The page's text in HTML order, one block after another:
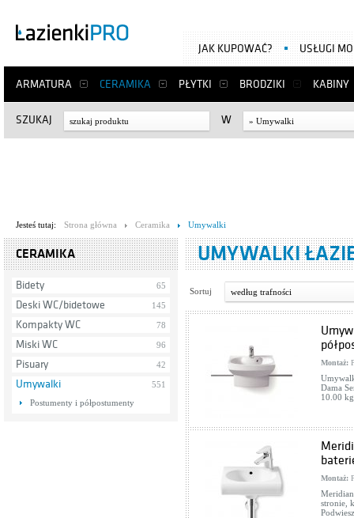
ARMATURA CERAMIKA PŁYTKI BRODZIKI KABINY
JAK KUPOWAĆ? USŁUGI
SZUKAJ W » Umywalki
Jesteś tutaj: Strona główna Ceramika Umywalki
CERAMIKA
Bidety 65
Deski WC/bidetowe 145
Kompakty WC 78
Miski WC 96
Pisuary 42
Umywalki
551
Postumenty i półpostumenty
UMYWALKI
Sortuj według trafności
Montaż:
Dama
10.00
Montaż:
stronie,